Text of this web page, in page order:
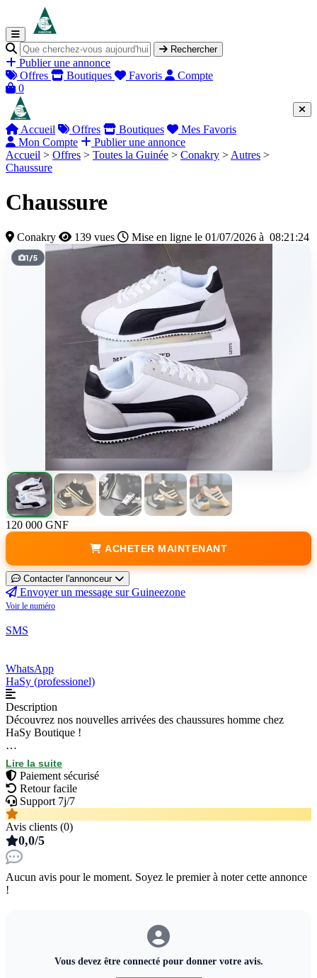
Rechercher
Publier une annonce
Offres
Boutiques Favoris
Compte
0
Accueil Offres Boutiques
Mes Favoris
Mon Compte
Publier une annonce
Accueil > Offres > Toutes la Guinée > Conakry > Autres >
Chaussure
Chaussure
Conakry 139 vues Mise en ligne le 01/07/2026 à 08:21:24
1/5
120 000 GNF
ACHETER MAINTENANT
Contacter l'annonceur
Envoyer un message sur Guineezone
Voir le numéro
SMS
WhatsApp
HaSy (professionel)
Description
Découvrez nos nouvelles arrivées des chaussures homme chez
HaSy Boutique !
Style et confort garantis.
Shop maintenant !
WhatsApp: +224621661969
Lire la suite
Paiement sécurisé
Retour facile
Support 7j/7
Avis clients (0)
0,0/5
Aucun avis pour le moment. Soyez le premier à noter cette annonce
!
Vous devez être connecté pour donner votre avis.